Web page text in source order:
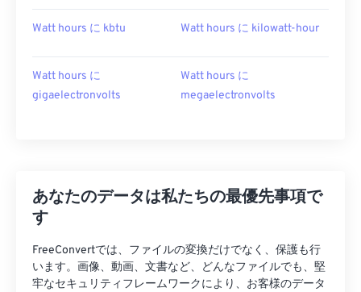
Watt hours に kbtu Watt hours に kilowatt-hour
Watt hours に
gigaelectronvolts
Watt hours に
megaelectronvolts
あなたのデータは私たちの最優先事項で
す
FreeConvertでは、ファイルの変換だけでなく、保護も行
います。画像、動画、文書など、どんなファイルでも、堅
牢なセキュリティフレームワークにより、お客様のデータ